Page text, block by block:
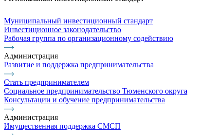
Муниципальный инвестиционный стандарт
Инвестиционное законодательство
Рабочая группа по организационному содействию
Администрация
Развитие и поддержка предпринимательства
Стать предпринимателем
Социальное предпринимательство Тюменского округа
Консультации и обучение предпринимательства
Администрация
Имущественная поддержка СМСП